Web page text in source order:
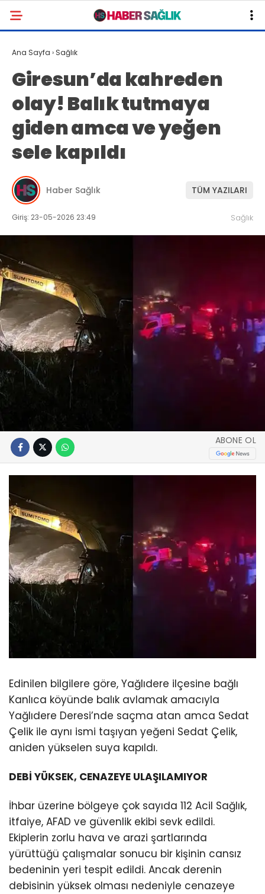
Ana Sayfa › Sağlık
Giresun’da kahreden
olay! Balık tutmaya
giden amca ve yeğen
sele kapıldı
Haber Sağlık TÜM YAZILARI
Giriş: 23-05-2026 23:49 Sağlık
ABONE OL
Edinilen bilgilere göre, Yağlıdere ilçesine bağlı
Kanlıca köyünde balık avlamak amacıyla
Yağlıdere Deresi’nde saçma atan amca Sedat
Çelik ile aynı ismi taşıyan yeğeni Sedat Çelik,
aniden yükselen suya kapıldı.
DEBİ YÜKSEK, CENAZEYE ULAŞILAMIYOR
İhbar üzerine bölgeye çok sayıda 112 Acil Sağlık,
itfaiye, AFAD ve güvenlik ekibi sevk edildi.
Ekiplerin zorlu hava ve arazi şartlarında
yürüttüğü çalışmalar sonucu bir kişinin cansız
bedeninin yeri tespit edildi. Ancak derenin
debisinin yüksek olması nedeniyle cenazeye